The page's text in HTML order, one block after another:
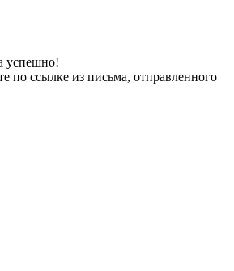
успешно!
по ссылке из письма, отправленного